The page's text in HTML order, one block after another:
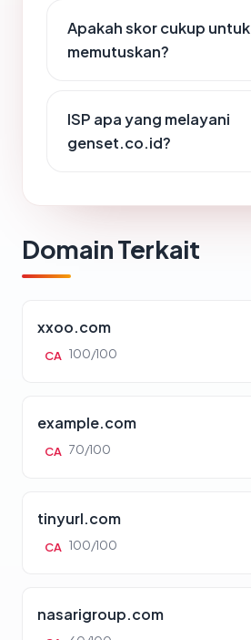
Apakah skor cukup untuk
memutuskan?
ISP apa yang melayani
genset.co.id?
Domain Terkait
xxoo.com
CA 100/100
example.com
CA 70/100
tinyurl.com
CA 100/100
nasarigroup.com